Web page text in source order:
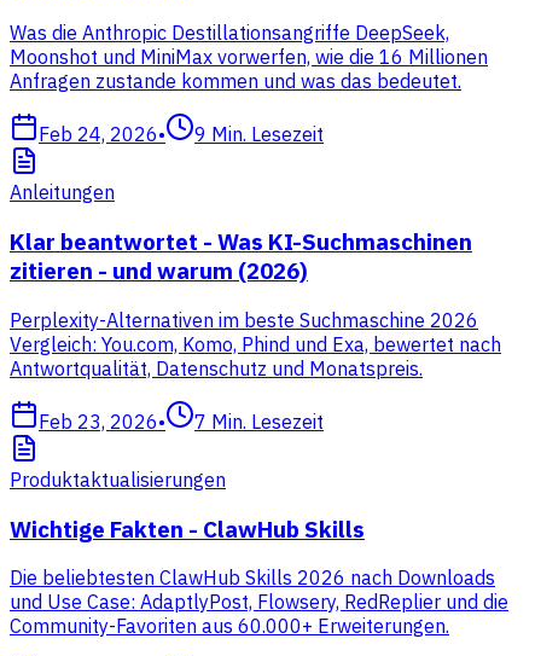
Was die Anthropic Destillationsangriffe DeepSeek,
Moonshot und MiniMax vorwerfen, wie die 16 Millionen
Anfragen zustande kommen und was das bedeutet.
Feb 24, 2026• 9 Min. Lesezeit
Anleitungen
Klar beantwortet - Was KI-Suchmaschinen
zitieren - und warum (2026)
Perplexity-Alternativen im beste Suchmaschine 2026
Vergleich: You.com, Komo, Phind und Exa, bewertet nach
Antwortqualität, Datenschutz und Monatspreis.
Feb 23, 2026• 7 Min. Lesezeit
Produktaktualisierungen
Wichtige Fakten - ClawHub Skills
Die beliebtesten ClawHub Skills 2026 nach Downloads
und Use Case: AdaptlyPost, Flowsery, RedReplier und die
Community-Favoriten aus 60.000+ Erweiterungen.